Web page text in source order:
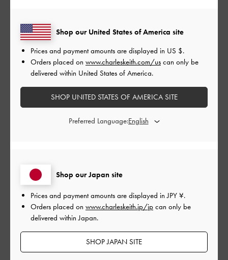
ご利用者様
túi xinh lắm
サイズ: その他（シューズ以外） |カラー: その他
デザイン
とてもよかった
品質
日本語に翻訳する
2023-09-02
Shop our Japan site
Prices and payment amounts are displayed inJPY ¥.
Orders placed on www.charleskeith.jp/jp can only be
delivered within Japan.
SHOP JAPAN SITE
Shop our United States of America site
Prices and payment amounts are displayed in US $.
Orders placed on www.charleskeith.com/us can only be
delivered within United States of America.
SHOP UNITED STATES OF AMERICA SITE
Preferred Language: